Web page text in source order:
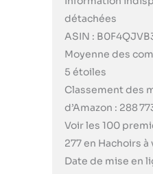
détachées
ASIN :
Moyenne des
5 étoiles
Classement des
d’Amazon : 288
Voir les 100
277 en Hachoirs à
Date de mise en